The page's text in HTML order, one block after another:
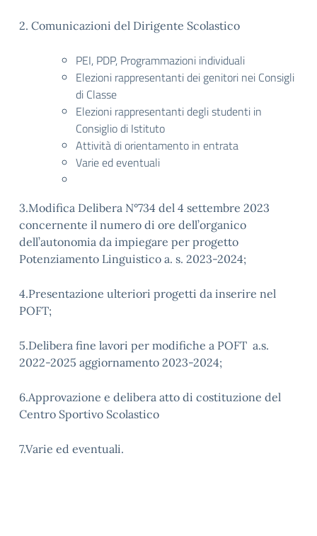
2. Comunicazioni del Dirigente Scolastico
PEI, PDP, Programmazioni individuali
Elezioni rappresentanti dei genitori nei Consigli
di Classe
Elezioni rappresentanti degli studenti in
Consiglio di Istituto
Attività di orientamento in entrata
Varie ed eventuali
3.Modifica Delibera N°734 del 4 settembre 2023
concernente il numero di ore dell’organico
dell’autonomia da impiegare per progetto
Potenziamento Linguistico a. s. 2023-2024;
4.Presentazione ulteriori progetti da inserire nel
POFT;
5.Delibera fine lavori per modifiche a POFT a.s.
2022-2025 aggiornamento 2023-2024;
6.Approvazione e delibera atto di costituzione del
Centro Sportivo Scolastico
7.Varie ed eventuali.